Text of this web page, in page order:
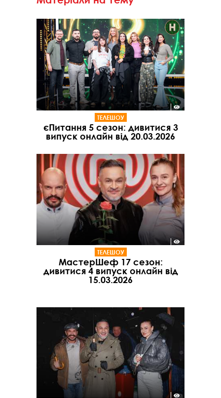
ТЕЛЕШОУ
єПитання 5 сезон: дивитися 3
випуск онлайн від 20.03.2026
ТЕЛЕШОУ
МастерШеф 17 сезон:
дивитися 4 випуск онлайн від
15.03.2026